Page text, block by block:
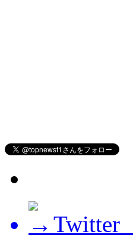
Twitter